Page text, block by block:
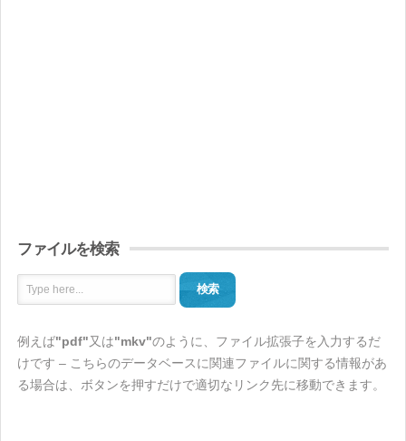
ファイルを検索
検索
例えば"pdf"又は"mkv"のように、ファイル拡張子を入力するだ
けです – こちらのデータベースに関連ファイルに関する情報があ
る場合は、ボタンを押すだけで適切なリンク先に移動できます。